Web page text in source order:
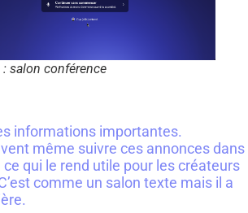
salon conférence
informations importantes.
même suivre ces annonces dans
ce qui le rend utile pour les créateurs
comme un salon texte mais il a